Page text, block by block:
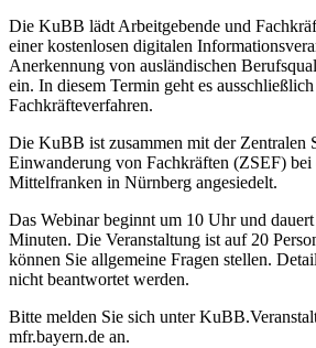
Die KuBB lädt Arbeitgebende und
einer kostenlosen digitalen
Anerkennung von ausländischen
ein. In diesem Termin geht es
Fachkräfteverfahren.
Die KuBB ist zusammen mit der Zentralen
Einwanderung von Fachkräften (ZSEF)
Mittelfranken in Nürnberg angesiedelt.
Das Webinar beginnt um 10 Uhr und
Minuten. Die Veranstaltung ist auf 20
können Sie allgemeine Fragen stellen.
nicht beantwortet werden.
Bitte melden Sie sich unter
mfr.bayern.de an.